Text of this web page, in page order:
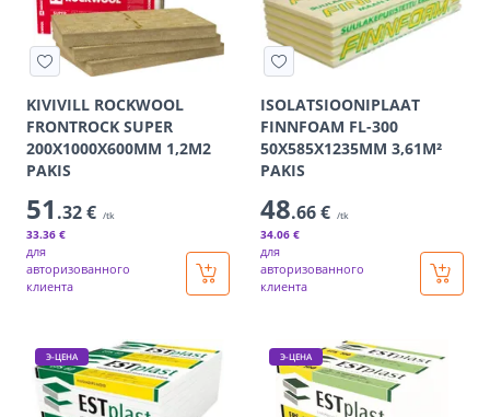
KIVIVILL ROCKWOOL
FRONTROCK SUPER
200X1000X600MM 1,2M2
PAKIS
51 .32 € /tk
33.36 €
для
авторизованного
клиента
ISOLATSIOONIPLAAT
FINNFOAM FL-300
50X585X1235MM 3,61M²
PAKIS
48.66 € /tk
34.06 €
для
авторизованного
клиента
Э-ЦЕНА Э-ЦЕНА